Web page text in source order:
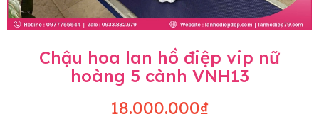
Chậu hoa lan hồ điệp vip nữ
hoàng 5 cành VNH13
18.000.000₫